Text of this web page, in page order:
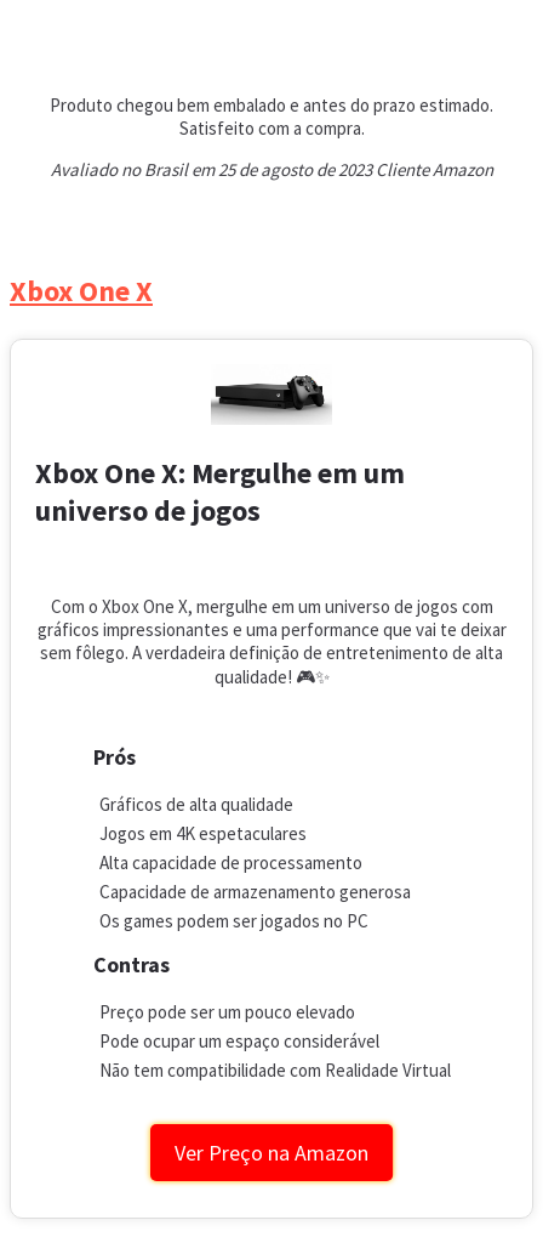
Produto chegou bem embalado e antes do prazo estimado.
Satisfeito com a compra.
Avaliado no Brasil em 25 de agosto de 2023 Cliente Amazon
Xbox One X
Xbox One X: Mergulhe em um
universo de jogos
Com o Xbox One X, mergulhe em um universo de jogos com
gráficos impressionantes e uma performance que vai te deixar
sem fôlego. A verdadeira definição de entretenimento de alta
qualidade! 🎮✨
Prós
Gráficos de alta qualidade
Jogos em 4K espetaculares
Alta capacidade de processamento
Capacidade de armazenamento generosa
Os games podem ser jogados no PC
Contras
Preço pode ser um pouco elevado
Pode ocupar um espaço considerável
Não tem compatibilidade com Realidade Virtual
Ver Preço na Amazon